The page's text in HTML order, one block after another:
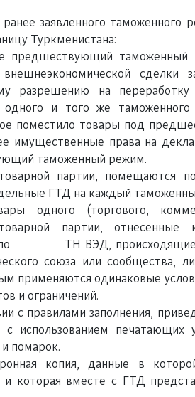
заявленного таможенного
Туркменистана:
таможенный
сделки
разрешению на переработку
и того же таможенного
поместило товары под
имущественные права на
таможенный режим.
партии, помещаются
ГТД на каждый
одного (торгового,
партии, отнесённые
по ТН ВЭД, происходящие
союза или сообщества,
применяются одинаковые
и ограничений.
с правилами заполнения,
использованием печатающих
помарок.
копия, данные в
которая вместе с ГТД